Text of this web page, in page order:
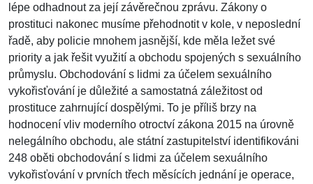
lépe odhadnout za její závěrečnou zprávu. Zákony o
prostituci nakonec musíme přehodnotit v kole, v neposlední
řadě, aby policie mnohem jasnější, kde měla ležet své
priority a jak řešit využití a obchodu spojených s sexuálního
průmyslu. Obchodování s lidmi za účelem sexuálního
vykořisťování je důležité a samostatná záležitost od
prostituce zahrnující dospělými. To je příliš brzy na
hodnocení vliv moderního otroctví zákona 2015 na úrovně
nelegálního obchodu, ale státní zastupitelství identifikováni
248 oběti obchodování s lidmi za účelem sexuálního
vykořisťování v prvních třech měsících jednání je operace,